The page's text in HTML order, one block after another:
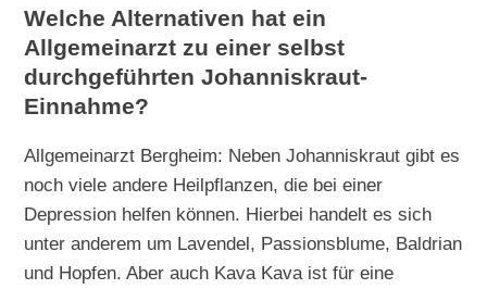
Welche Alternativen hat ein
Allgemeinarzt zu einer selbst
durchgeführten Johanniskraut-
Einnahme?
Allgemeinarzt Bergheim: Neben Johanniskraut gibt es
noch viele andere Heilpflanzen, die bei einer
Depression helfen können. Hierbei handelt es sich
unter anderem um Lavendel, Passionsblume, Baldrian
und Hopfen. Aber auch Kava Kava ist für eine